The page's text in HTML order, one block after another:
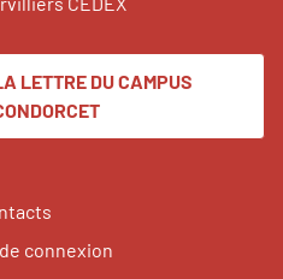
LETTRE DU CAMPUS
connexion